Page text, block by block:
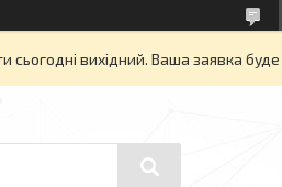
сьогодні вихідний. Ваша заявка